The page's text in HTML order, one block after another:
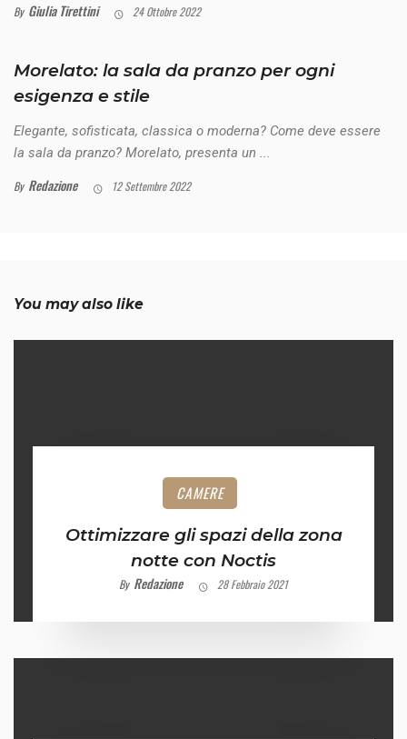
By Giulia Tirettini 24 Ottobre 2022
Morelato: la sala da pranzo per ogni
esigenza e stile
Elegante, sofisticata, classica o moderna? Come deve essere
la sala da pranzo? Morelato, presenta un ...
By Redazione 12 Settembre 2022
You may also like
CAMERE
Ottimizzare gli spazi della zona
notte con Noctis
By Redazione 28 Febbraio 2021